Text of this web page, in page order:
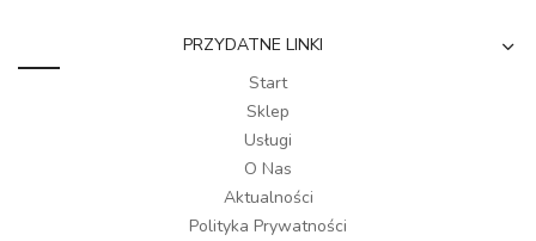
PRZYDATNE LINKI
Start
Sklep
Usługi
O Nas
Aktualności
Polityka Prywatności